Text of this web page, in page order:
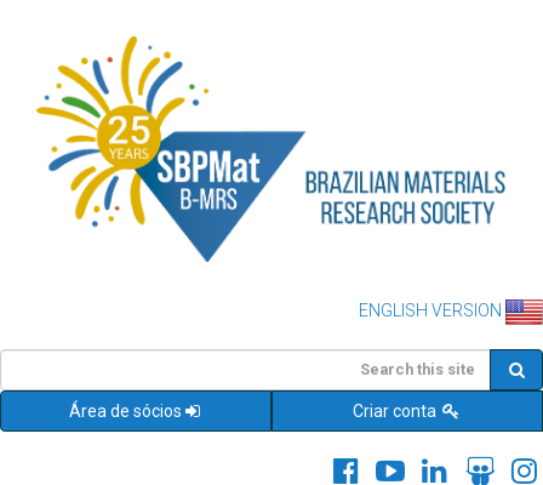
ENGLISH VERSION
Área de sócios Criar conta